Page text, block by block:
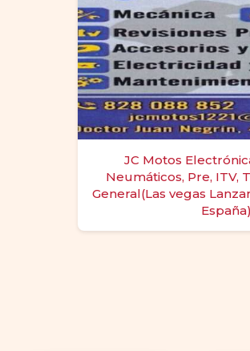
JC Motos
Neumáticos, Pre, ITV,
General(Las vegas
España)